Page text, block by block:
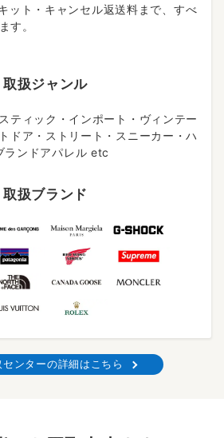
ット・キャンセル返送料まで、すべ
す。
取扱ジャンル
ティック・インポート・ヴィンテー
ドア・ストリート・スニーカー・ハ
ランドアパレル etc
取扱ブランド
ンターの詳細はこちら